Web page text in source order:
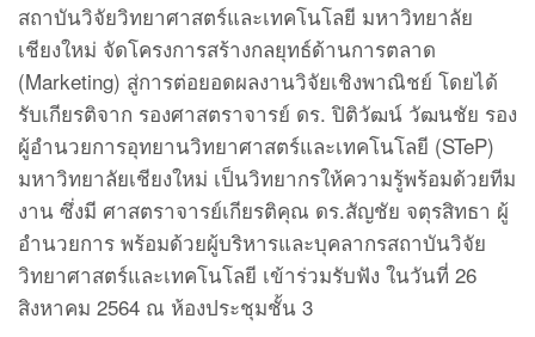
สถาบันวิจัยวิทยาศาสตร์และเทคโนโลยี มหาวิทยาลัย
เชียงใหม่ จัดโครงการสร้างกลยุทธ์ด้านการตลาด
(Marketing) สู่การต่อยอดผลงานวิจัยเชิงพาณิชย์ โดยได้
รับเกียรติจาก รองศาสตราจารย์ ดร. ปิติวัฒน์ วัฒนชัย รอง
ผู้อำนวยการอุทยานวิทยาศาสตร์และเทคโนโลยี (STeP)
มหาวิทยาลัยเชียงใหม่ เป็นวิทยากรให้ความรู้พร้อมด้วยทีม
งาน ซึ่งมี ศาสตราจารย์เกียรติคุณ ดร.สัญชัย จตุรสิทธา ผู้
อำนวยการ พร้อมด้วยผู้บริหารและบุคลากรสถาบันวิจัย
วิทยาศาสตร์และเทคโนโลยี เข้าร่วมรับฟัง ในวันที่ 26
สิงหาคม 2564 ณ ห้องประชุมชั้น 3